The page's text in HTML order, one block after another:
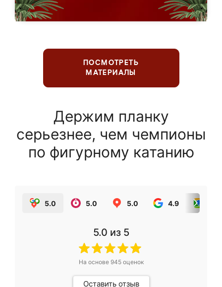
ПОСМОТРЕТЬ
МАТЕРИАЛЫ
Держим планку
серьезнее, чем чемпионы
по фигурному катанию
5.0 5.0 5.0 4.9
5.0 из 5
На основе 945оценок
Оставить отзыв